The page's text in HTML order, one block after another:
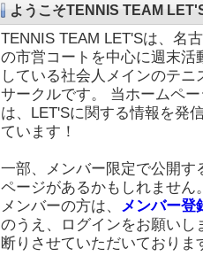
ようこそTENNIS TEAM
TENNIS TEAM LET'Sは、名
の市営コートを中心に週末活
している社会人メインのテニ
サークルです。 当ホームペ
は、LET'Sに関する情報を発
ています！
一部、メンバー限定で公開す
ページがあるかもしれません
メンバーの方は、
メンバー登
のうえ、ログインをお願い
断りさせていただいておりま